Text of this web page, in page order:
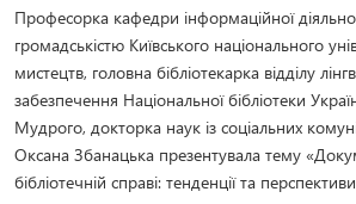
Професорка кафедри інформаційної
громадськістю Київського національного
мистецтв, головна бібліотекарка відділу
забезпечення Національної бібліотеки
Мудрого, докторка наук із соціальних
Оксана Збанацька презентувала тему
бібліотечній справі: тенденції та